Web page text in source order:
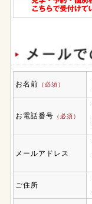
お名前 （必須）
お電話番号 （必須）
メールアドレス
ご住所